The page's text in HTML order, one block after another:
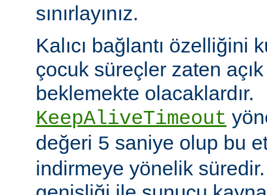
sınırlayınız.
Kalıcı bağlantı özelliğini
çocuk süreçler zaten
beklemekte olacaklardır.
KeepAliveTimeout
değeri 5 saniye olup bu
indirmeye yönelik